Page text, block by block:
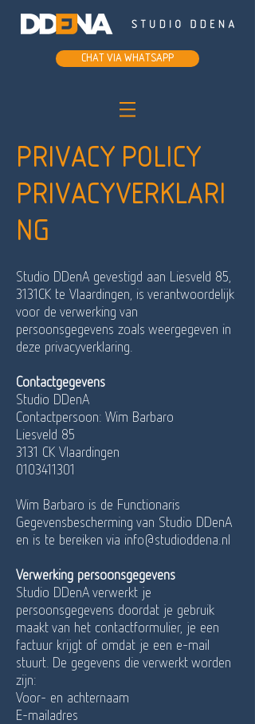
Chat via whatsapp
Privacy policy
Privacyverklari
ng
Studio DDenA gevestigd aan Liesveld 85,
3131CK te Vlaardingen, is verantwoordelijk
voor de verwerking van
persoonsgegevens zoals weergegeven in
deze privacyverklaring.
Contactgegevens
Studio DDenA
Contactpersoon: Wim Barbaro
Liesveld 85
3131 CK Vlaardingen
0103411301
Wim Barbaro is de Functionaris
Gegevensbescherming van Studio DDenA
en is te bereiken via info@studioddena.nl
Verwerking persoonsgegevens
Studio DDenA verwerkt je
persoonsgegevens doordat je gebruik
maakt van het contactformulier, je een
factuur krijgt of omdat je een e-mail
stuurt. De gegevens die verwerkt worden
zijn:
Voor- en achternaam
E-mailadres